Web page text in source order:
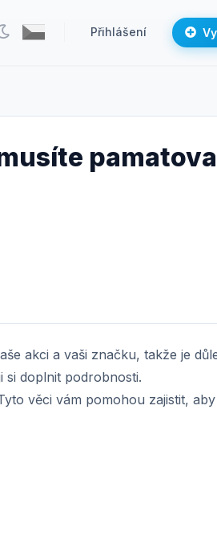
Přihlášení
akci a vaši značku, takže je
si doplnit podrobnosti.
věci vám pomohou zajistit,